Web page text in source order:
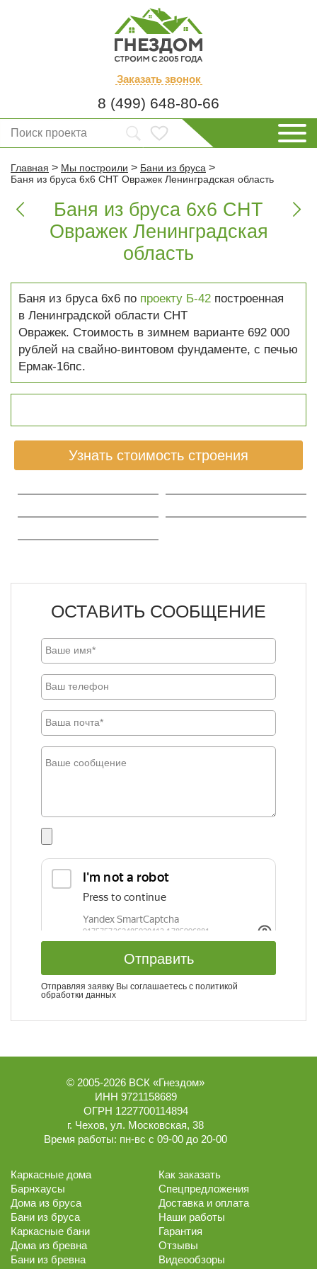
Заказать звонок
8 (499) 648-80-66
Главная > Мы построили > Бани из бруса >
Баня из бруса 6х6 СНТ Овражек Ленинградская область

Баня из бруса 6х6 СНТ
Овражек Ленинградская
область

Баня из бруса 6х6 по проекту Б-42 построенная
в Ленинградской области СНТ
Овражек. Стоимость в зимнем варианте 692 000
рублей на свайно-винтовом фундаменте, с печью
Ермак-16пс.
Узнать стоимость строения
ОСТАВИТЬ СООБЩЕНИЕ
Отправить
Отправляя заявку Вы соглашаетесь с политикой
обработки данных
© 2005-2026 ВСК «Гнездом»
ИНН 9721158689
ОГРН 1227700114894
г. Чехов, ул. Московская, 38
Время работы: пн-вс с 09-00 до 20-00
Каркасные дома
Барнхаусы
Дома из бруса
Бани из бруса
Каркасные бани
Дома из бревна
Бани из бревна
Как заказать
Спецпредложения
Доставка и оплата
Наши работы
Гарантия
Отзывы
Видеообзоры